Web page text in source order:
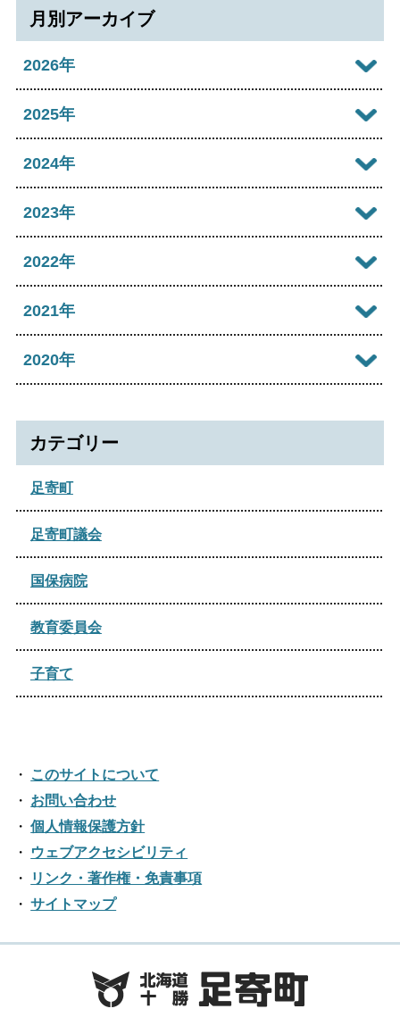
月別アーカイブ
2026年
2026年08月
2026年06月
2026年04月
2026年03月
2026年02月
2025年
2025年12月
2025年10月
2025年08月
2025年06月
2025年04月
2025年02月
2024年
2024年12月
2024年09月
2024年07月
2024年05月
2024年04月
2024年03月
2024年02月
2023年
2023年12月
2023年09月
2023年04月
2022年
2022年12月
2022年07月
2022年04月
2022年02月
2021年
2021年12月
2021年09月
2021年05月
2020年
カテゴリー
足寄町
足寄町議会
国保病院
教育委員会
子育て
このサイトについて
お問い合わせ
個人情報保護方針
ウェブアクセシビリティ
リンク・著作権・免責事項
サイトマップ